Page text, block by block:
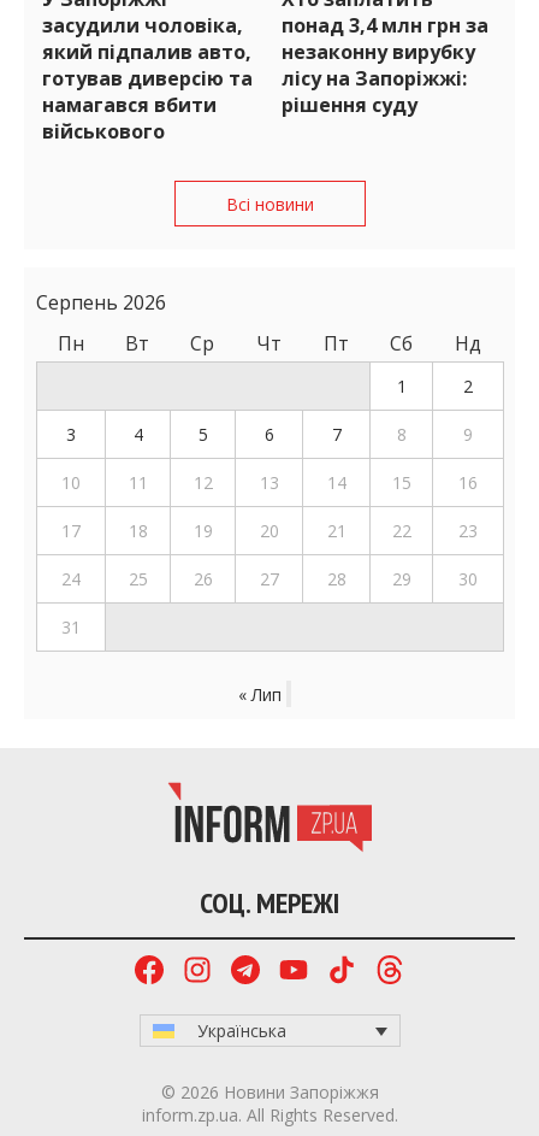
засудили чоловіка,
який підпалив авто,
готував диверсію та
намагався вбити
військового
понад 3,4 млн грн за
незаконну вирубку
лісу на Запоріжжі:
рішення суду
Всі новини
Серпень 2026
Пн
Вт Ср Чт Пт Сб Нд
1 2
3 4 5 6 7 8 9
10 11 12 13 14 15 16
17 18 19 20 21 22 23
24 25 26 27 28 29 30
31
« Лип
СОЦ. МЕРЕЖІ
Українська
© 2026 Новини Запоріжжя
inform.zp.ua. All Rights Reserved.